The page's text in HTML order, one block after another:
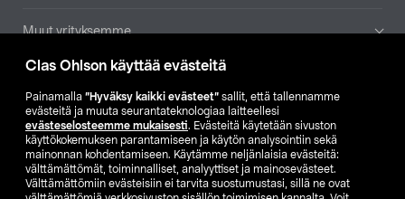
Clas Ohlson käyttää evästeitä
Painamalla ”Hyväksy kaikki evästeet” sallit, että tallennamme
evästeitä ja muuta seurantateknologiaa laitteellesi
evästeselosteemme mukaisesti. Evästeitä käytetään sivuston
käyttökokemuksen parantamiseen ja käytön analysointiin sekä
mainonnan kohdentamiseen. Käytämme neljänlaisia evästeitä:
välttämättömät, toiminnalliset, analyyttiset ja mainosevästeet.
Välttämättömiin evästeisiin ei tarvita suostumustasi, sillä ne ovat
Muut yrityksemme
Etsi myymälä
SE NO FI
FI SV